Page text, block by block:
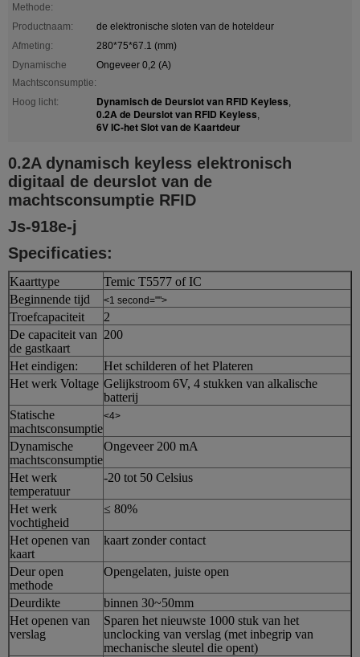
Methode:
Productnaam:
de elektronische sloten van de hoteldeur
Afmeting:
280*75*67.1 (mm)
Dynamische
Machtsconsumptie:
Ongeveer 0,2 (A)
Hoog licht: Dynamisch de Deurslot van RFID Keyless,
0.2A de Deurslot van RFID Keyless,
6V IC-het Slot van de Kaartdeur
0.2A dynamisch keyless elektronisch
digitaal de deurslot van de
machtsconsumptie RFID
Js-918e-j
Specificaties:
Kaarttype
Temic T5577 of IC
Beginnende tijd
<1 second="">
Troefcapaciteit
2
De capaciteit van
de gastkaart
200
Het eindigen:
Het schilderen of het Plateren
Het werk Voltage Gelijkstroom 6V, 4 stukken van alkalische
batterij
Statische
machtsconsumptie
<4>
Dynamische
machtsconsumptie
Ongeveer 200 mA
Het werk
temperatuur
-20 tot 50 Celsius
Het werk
vochtigheid
≤ 80%
Het openen van
kaart
kaart zonder contact
Deur open
methode
Opengelaten, juiste open
Deurdikte
binnen 30~50mm
Het openen van
verslag
Sparen het nieuwste 1000 stuk van het
unclocking van verslag (met inbegrip van
mechanische sleutel die opent)